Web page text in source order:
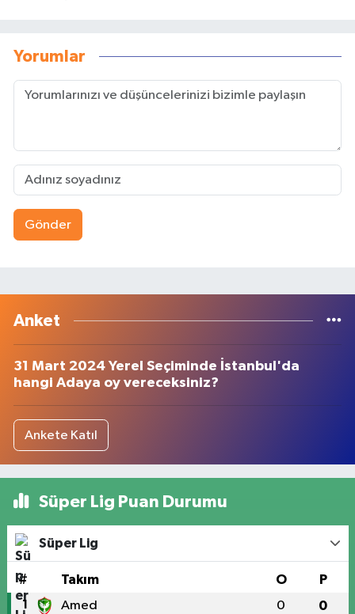
Yorumlar
Gönder
Anket
31 Mart 2024 Yerel Seçiminde İstanbul'da
hangi Adaya oy vereceksiniz?
Ankete Katıl
Süper Lig Puan Durumu
Süper Lig
# Takım O P
1 Amed 0 0